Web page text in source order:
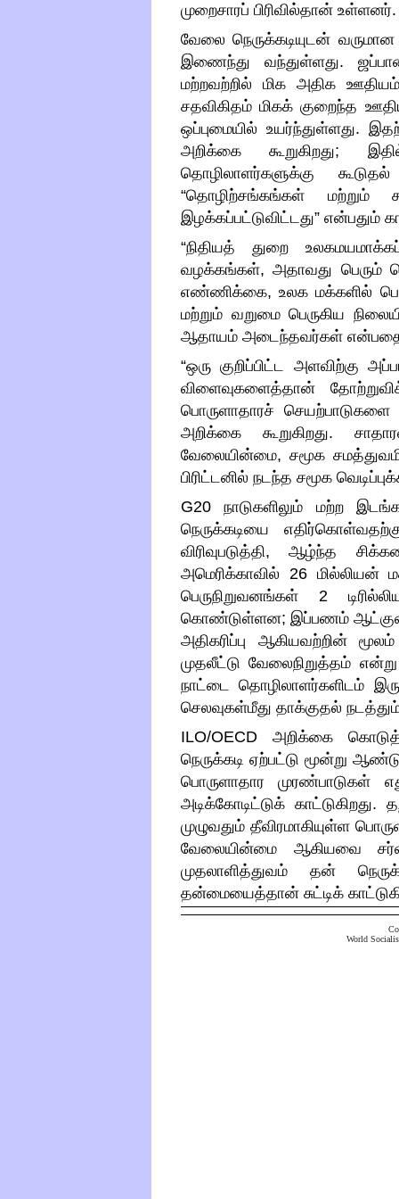
முறைசாரப் பிரிவில்தான் உள்ளனர்.
வேலை நெருக்கடியுடன்
இணைந்து வந்துள்ளது.
மற்றவற்றில் மிக அதிக
சதவிகிதம் மிகக் குறைந்த
ஒப்புமையில் உயர்ந்துள்ளது.
அறிக்கை கூறுகிறது;
தொழிலாளர்களுக்கு
“தொழிற்சங்கங்கள் மற்றும்
இழக்கப்பட்டுவிட்டது” என்பதும்
“நிதியத் துறை
வழக்கங்கள்,அதாவது பெரும்
எண்ணிக்கை,உலக மக்களில்
மற்றும் வறுமை பெருகிய
ஆதாயம் அடைந்தவர்கள் என்பதைப்
“ஒரு குறிப்பிட்ட அளவிற்கு
விளைவுகளைத்தான்
பொருளாதாரச் செயற்பாடுகளை
அறிக்கை கூறுகிறது.
வேலையின்மை, சமூக
பிரிட்டனில் நடந்த சமூக
G20நாடுகளிலும் மற்ற
நெருக்கடியை
விரிவுபடுத்தி,ஆழ்ந்த சிக்கன
அமெரிக்காவில் 26 மில்லியன்
பெருநிறுவனங்கள் 2
கொண்டுள்ளன; இப்பணம்
அதிகரிப்பு ஆகியவற்றின்
முதலீட்டு வேலைநிறுத்தம்
நாட்டை தொழிலாளர்களிடம்
செலவுகள்மீது தாக்குதல்
ILO/OECD அறிக்கை
நெருக்கடி ஏற்பட்டு மூன்று
பொருளாதார முரண்பாடுகள்
அடிக்கோடிட்டுக் காட்டுகிறது.
முழுவதும் தீவிரமாகியுள்ள
வேலையின்மை ஆகியவை
முதலாளித்துவம் தன்
தன்மையைத்தான் சுட்டிக்
World